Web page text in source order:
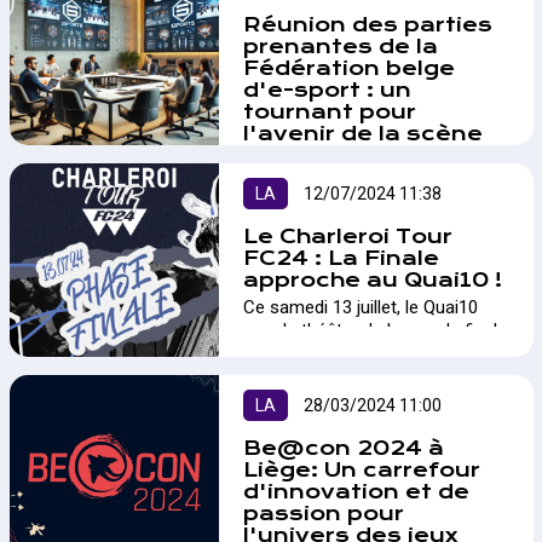
Réunion des parties
prenantes de la
Fédération belge
d'e-sport : un
tournant pour
l'avenir de la scène
Le 14 septembre 2024, la
Fédération belge d'e-sport
(BESF) organisera une réunion
des parties prenantes à
Bruxelles. Cet événement
marque une étape cruciale pour
l'évolution de l'écosystème e-
de définir ensemble l'orientation
future de la fédération.…
LA 12/07/2024 11:38
Le Charleroi Tour
FC24 : La Finale
approche au Quai10 !
Ce samedi 13 juillet, le Quai10
sera le théâtre de la grande finale
avec le soutien de la Loterie
Nationale, de la Wallonie et de la
Ville de Charleroi, cet événement
promet d'être un moment fort
pour tous les amateurs de jeu
vidéo.…
LA 28/03/2024 11:00
Be@con 2024 à
Liège: Un carrefour
d'innovation et de
passion pour
l'univers des jeux